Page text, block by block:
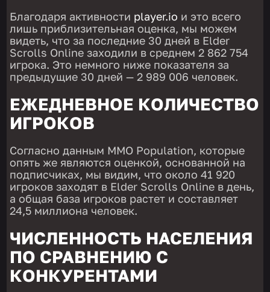
Благодаря активности player.io и это всего
лишь приблизительная оценка, мы можем
видеть, что за последние 30 дней в Elder
Scrolls Online заходили в среднем 2 862 754
игрока. Это немного ниже показателя за
предыдущие 30 дней — 2 989 006 человек.
ЕЖЕДНЕВНОЕ КОЛИЧЕСТВО
ИГРОКОВ
Согласно данным MMO Population, которые
опять же являются оценкой, основанной на
подписчиках, мы видим, что около 41 920
игроков заходят в Elder Scrolls Online в день,
а общая база игроков растет и составляет
24,5 миллиона человек.
ЧИСЛЕННОСТЬ НАСЕЛЕНИЯ
ПО СРАВНЕНИЮ С
КОНКУРЕНТАМИ